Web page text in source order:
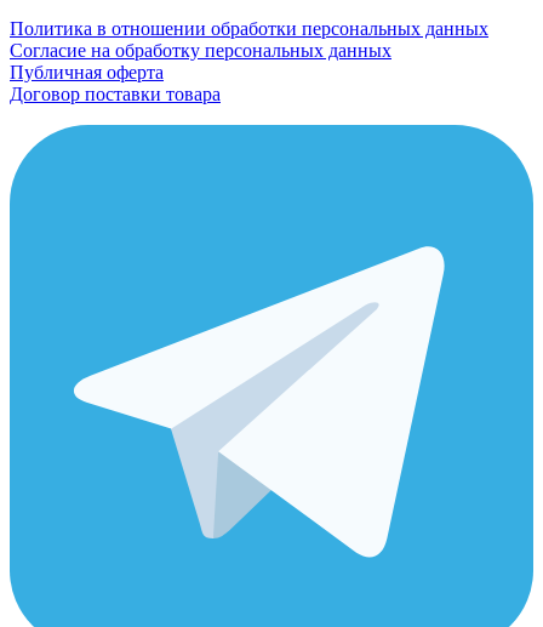
Политика в отношении обработки персональных данных
Согласие на обработку персональных данных
Публичная оферта
Договор поставки товара